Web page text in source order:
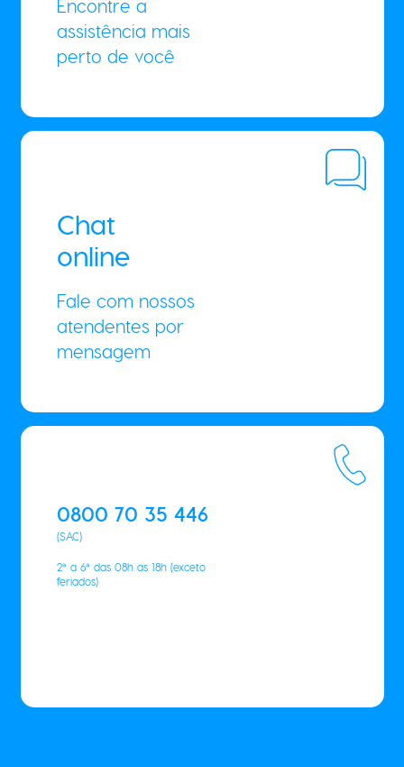
Encontre a
assistência mais
perto de você
Chat
online
Fale com nossos
atendentes por
mensagem
0800 70 35 446
(SAC)
2ª a 6ª das 08h as 18h (exceto
feriados)